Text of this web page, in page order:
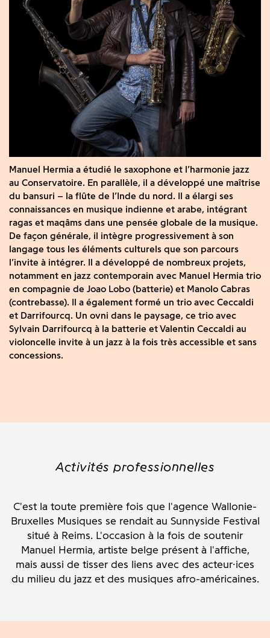
Manuel Hermia a étudié le saxophone et l’harmonie jazz
au Conservatoire. En parallèle, il a développé une maîtrise
du bansuri – la flûte de l’Inde du nord. Il a élargi ses
connaissances en musique indienne et arabe, intégrant
ragas et maqâms dans une pensée globale de la musique.
De façon générale, il intègre progressivement à son
langage tous les éléments culturels que son parcours
l’invite à intégrer. Il a développé de nombreux projets,
notamment en jazz contemporain avec Manuel Hermia trio
en compagnie de Joao Lobo (batterie) et Manolo Cabras
(contrebasse). Il a également formé un trio avec Ceccaldi
et Darrifourcq. Un ovni dans le paysage, ce trio avec
Sylvain Darrifourcq à la batterie et Valentin Ceccaldi au
violoncelle invite à un jazz à la fois très accessible et sans
concessions.
Activités professionnelles
C'est la toute première fois que l'agence Wallonie-
Bruxelles Musiques se rendait au Sunnyside Festival
situé à Reims. L'occasion à la fois de soutenir
Manuel Hermia, artiste belge présent à l'affiche,
mais aussi de tisser des liens avec des acteur·ices
du milieu du jazz et des musiques afro-américaines.